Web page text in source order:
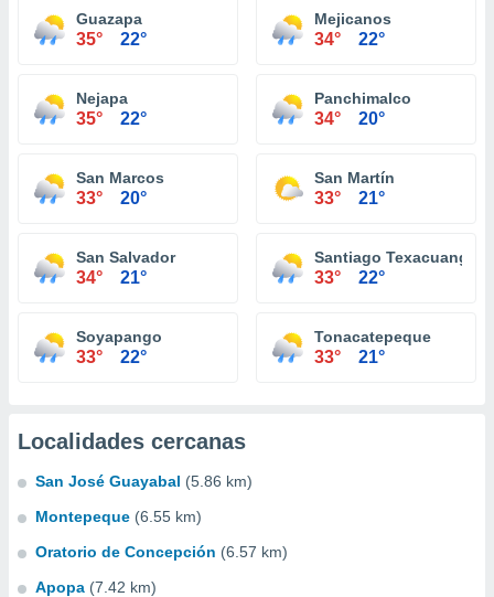
Guazapa
35° 22°
Mejicanos
34° 22°
Nejapa
35° 22°
Panchimalco
34° 20°
San Marcos
33° 20°
San Martín
33° 21°
San Salvador
34° 21°
Santiago Texacuangos
33° 22°
Soyapango
33° 22°
Tonacatepeque
33° 21°
Localidades cercanas
San José Guayabal (5.86 km)
Montepeque (6.55 km)
Oratorio de Concepción (6.57 km)
Apopa (7.42 km)